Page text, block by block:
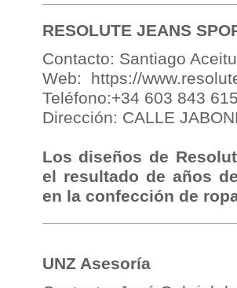
RESOLUTE JEANS
Contacto: Santiago
Web: https://
Teléfono:+34 603 843
Dirección: CALLE
Los diseños de
el resultado de años
en la confección de
UNZ Asesoría